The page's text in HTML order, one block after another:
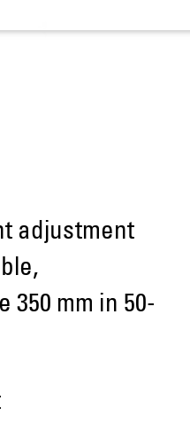
adjustment
350 mm in 50-